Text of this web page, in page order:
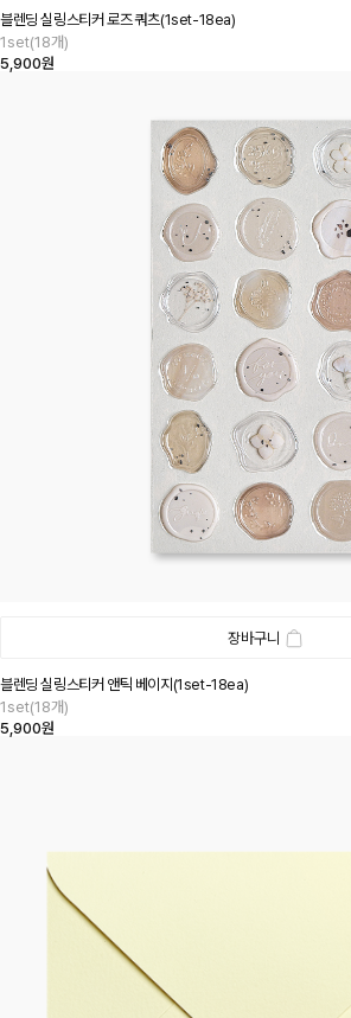
블렌딩 실링스티커 로즈 쿼츠(1set-18ea)
1set(18개)
5,900원
장바구니
블렌딩 실링스티커 앤틱 베이지(1set-18ea)
1set(18개)
5,900원